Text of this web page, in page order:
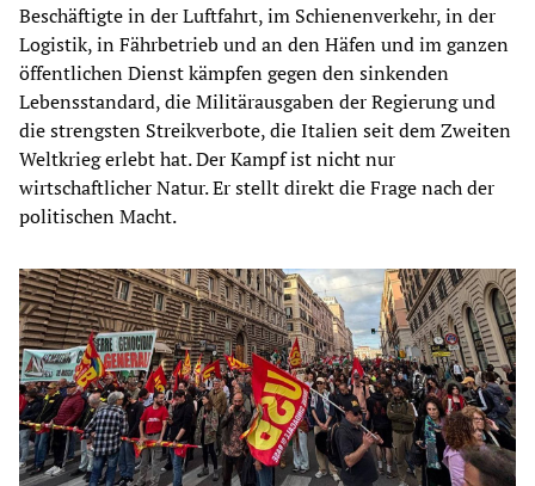
Beschäftigte in der Luftfahrt, im Schienenverkehr, in der
Logistik, in Fährbetrieb und an den Häfen und im ganzen
öffentlichen Dienst kämpfen gegen den sinkenden
Lebensstandard, die Militärausgaben der Regierung und
die strengsten Streikverbote, die Italien seit dem Zweiten
Weltkrieg erlebt hat. Der Kampf ist nicht nur
wirtschaftlicher Natur. Er stellt direkt die Frage nach der
politischen Macht.